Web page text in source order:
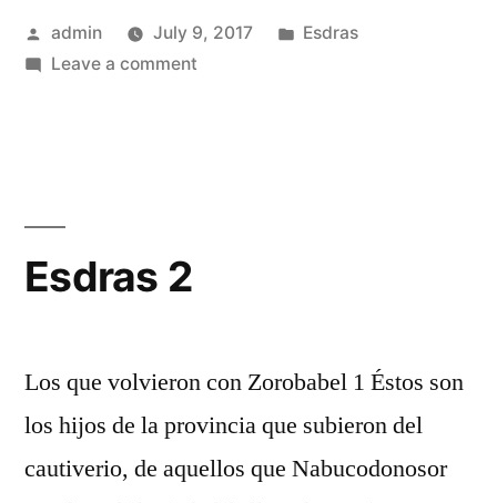
Posted
by
admin July 9, 2017
Posted
Esdras
Leave a commenton
Esdras 2
Los que volvieron con Zorobabel 1 Éstos son
los hijos de la provincia que subieron del
cautiverio, de aquellos que Nabucodonosor